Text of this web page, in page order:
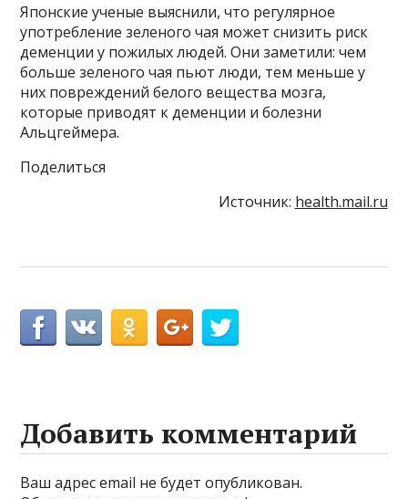
Японские ученые выяснили, что регулярное
употребление зеленого чая может снизить риск
деменции у пожилых людей. Они заметили: чем
больше зеленого чая пьют люди, тем меньше у
них повреждений белого вещества мозга,
которые приводят к деменции и болезни
Альцгеймера.
Поделиться
Источник: health.mail.ru
Добавить комментарий
Ваш адрес email не будет опубликован.